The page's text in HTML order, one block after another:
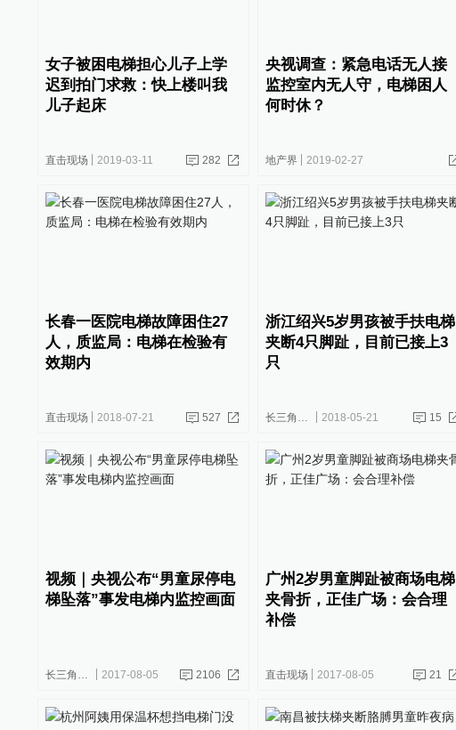
女子被困电梯担心儿子上学
迟到拍门求救：快上楼叫我
儿子起床
直击现场 2019-03-11 282
央视调查：紧急电话无人接
监控室内无人守，电梯困人
何时休？
地产界 2019-02-27
长春一医院电梯故障困住27
人，质监局：电梯在检验有
效期内
直击现场 2018-07-21 527
浙江绍兴5岁男孩被手扶电梯
夹断4只脚趾，目前已接上3
只
长三角政商 2018-05-21 15
视频｜央视公布“男童尿停电
梯坠落”事发电梯内监控画面
长三角政商 2017-08-05 2106
广州2岁男童脚趾被商场电梯
夹骨折，正佳广场：会合理
补偿
直击现场 2017-08-05 21